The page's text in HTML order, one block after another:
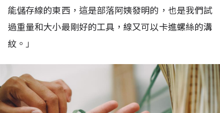
能儲存線的東西，這是部落阿姨發明的，也是我們試
過重量和大小最剛好的工具，線又可以卡進螺絲的溝
紋。」